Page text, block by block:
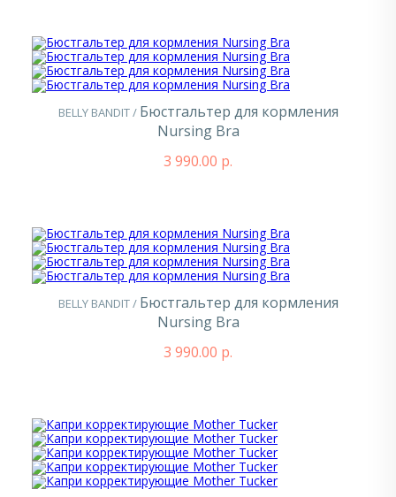
BELLY BANDIT / Бюстгальтер для кормления
Nursing Bra
3 990.00 р.
BELLY BANDIT / Бюстгальтер для кормления
Nursing Bra
3 990.00 р.